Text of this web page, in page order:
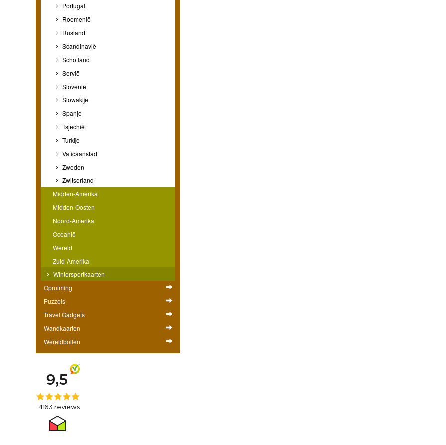
Portugal
Roemenië
Rusland
Scandinavië
Schotland
Servië
Slovenië
Slowakije
Spanje
Tsjechië
Turkije
Vaticaanstad
Zweden
Zwitserland
Midden-Amerika
Midden-Oosten
Noord-Amerika
Oceanië
Wereld
Zuid-Amerika
Wintersportkaarten
Opruiming
Puzzels
Travel Gadgets
Wandkaarten
Wereldbollen